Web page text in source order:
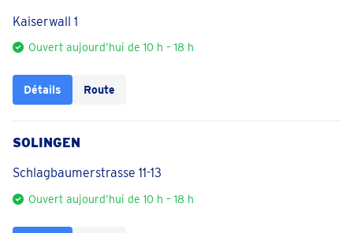
Kaiserwall 1
Ouvert aujourd’hui de 10 h – 18 h
Détails Route
SOLINGEN
Schlagbaumerstrasse 11-13
Ouvert aujourd’hui de 10 h – 18 h